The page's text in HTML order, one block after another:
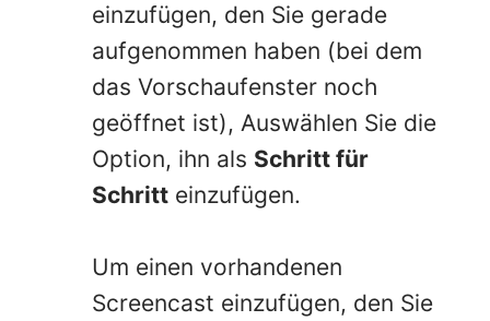
einzufügen, den Sie gerade
aufgenommen haben (bei dem
das Vorschaufenster noch
geöffnet ist), Auswählen Sie die
Option, ihn als Schritt für
Schritt einzufügen.
Um einen vorhandenen
Screencast einzufügen, den Sie